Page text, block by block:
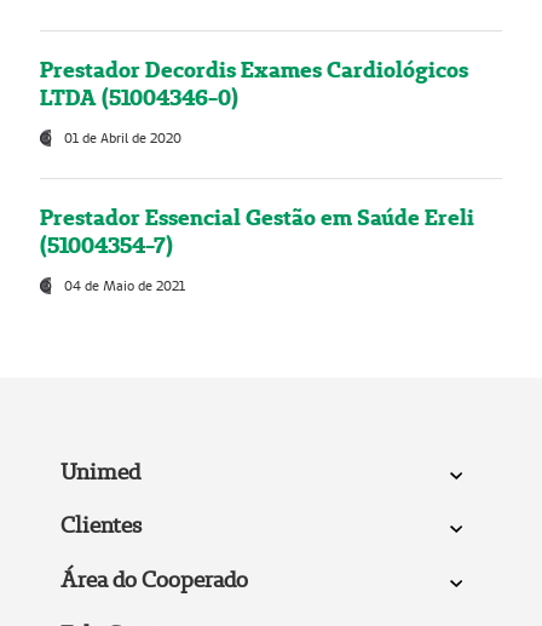
Prestador Decordis Exames Cardiológicos
LTDA (51004346-0)
01 de Abril de 2020
Prestador Essencial Gestão em Saúde Ereli
(51004354-7)
04 de Maio de 2021
Unimed
Clientes
Área do Cooperado